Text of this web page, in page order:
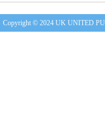
Copyright © 2024 UK UNITED